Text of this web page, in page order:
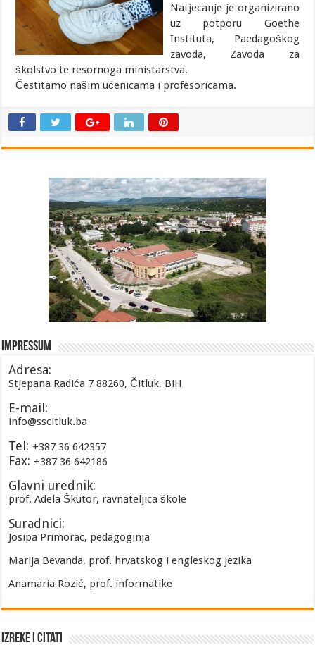
Natjecanje je organizirano
uz potporu Goethe
Instituta, Paedagoškog
zavoda, Zavoda za
školstvo te resornoga ministarstva.
Čestitamo našim učenicama i profesoricama.
Impressum
Adresa:
Stjepana Radića 7 88260, Čitluk, BiH
E-mail:
info@sscitluk.ba
Tel: +387 36 642357
Fax: +387 36 642186
Glavni urednik:
prof. Adela Škutor, ravnateljica škole
Suradnici:
Josipa Primorac, pedagoginja
Marija Bevanda, prof. hrvatskog i engleskog jezika
Anamaria Rozić, prof. informatike
Izreke i Citati